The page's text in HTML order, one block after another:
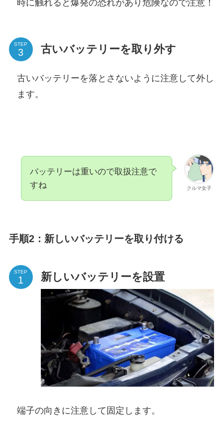
時に触れると爆発の恐れがあり危険なので注意！
STEP 古いバッテリーを取り外す
古いバッテリーを落とさないように注意して外し
ます。
クルマ女子
バッテリーは重いので取扱注意で
すね
手順2：新しいバッテリーを取り付ける
STEP 新しいバッテリーを設置
端子の向きに注意して固定します。